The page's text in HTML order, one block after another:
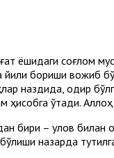
ёшидаги соғлом
йили бориши вожиб
наздида, қодир
ҳисобга ўтади.
– улов билан
назарда